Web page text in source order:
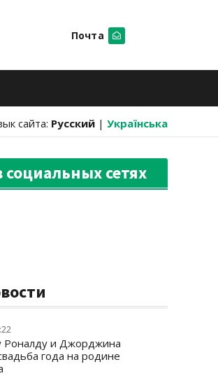
Почта
сайта: Русский | Українська
сетях
Роналду и Джорджина
года на родине